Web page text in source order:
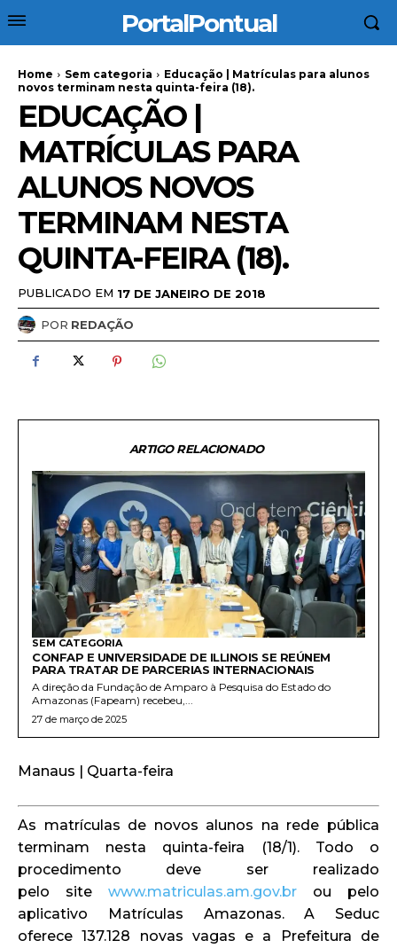
PortalPontual
Home Sem categoria
Educação | Matrículas para alunos
novos terminam nesta quinta-feira (18).
EDUCAÇÃO |
MATRÍCULAS PARA
ALUNOS NOVOS
TERMINAM NESTA
QUINTA-FEIRA (18).
PUBLICADO EM 17 DE JANEIRO DE 2018
POR REDAÇÃO
ARTIGO RELACIONADO
SEM CATEGORIA
CONFAP E UNIVERSIDADE DE ILLINOIS SE REÚNEM
PARA TRATAR DE PARCERIAS INTERNACIONAIS
A direção da Fundação de Amparo à Pesquisa do Estado do
Amazonas (Fapeam) recebeu,...
27 de março de 2025
Manaus | Quarta-feira
As matrículas de novos alunos na rede pública
terminam nesta quinta-feira (18/1). Todo o
procedimento deve ser realizado
pelo site www.matriculas.am.gov.br ou pelo
aplicativo Matrículas Amazonas. A Seduc
oferece 137.128 novas vagas e a Prefeitura de